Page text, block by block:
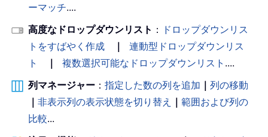
ーマッチ....
高度なドロップダウンリスト ： ドロップダウンリス
トをすばやく作成
｜
連動型ドロップダウンリス
ト
｜ 複数選択可能なドロップダウンリスト ....
列マネージャー ： 指定した数の列を追加 ｜ 列の移動
｜ 非表示列の表示状態を切り替え ｜ 範囲および列の
比較...